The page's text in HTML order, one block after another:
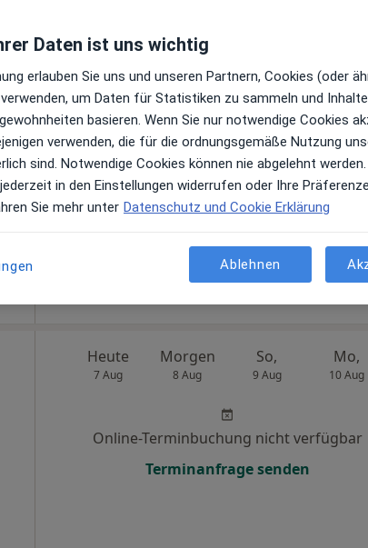
Heute
7 Aug
Morgen
8 Aug
So,
9 Aug
Mo,
10 Aug
Online-Terminbuchung nicht verfügbar
Terminanfrage senden
Heute
7 Aug
Morgen
8 Aug
So,
9 Aug
Mo,
10 Aug
Online-Terminbuchung nicht verfügbar
Terminanfrage senden
Daten ist uns wichtig
erlauben Sie uns und unseren Partnern, Cookies (oder
um Daten für Statistiken zu sammeln und
basieren. Wenn Sie nur notwendige Cookies
verwenden, die für die ordnungsgemäße Nutzung
sind. Notwendige Cookies können nie abgelehnt werden.
in den Einstellungen widerrufen oder Ihre
Sie mehr unter Datenschutz und Cookie Erklärung
Ablehnen